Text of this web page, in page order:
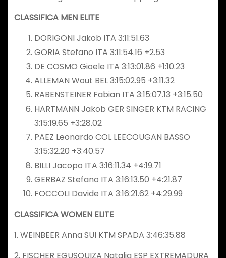
CLASSIFICA MEN ELITE
DORIGONI Jakob ITA 3:11:51.63
GORIA Stefano ITA 3:11:54.16 +2.53
DE COSMO Gioele ITA 3:13:01.86 +1:10.23
ALLEMAN Wout BEL 3:15:02.95 +3:11.32
RABENSTEINER Fabian ITA 3:15:07.13 +3:15.50
HARTMANN Jakob GER SINGER KTM RACING
3:15:19.65 +3:28.02
PAEZ Leonardo COL LEECOUGAN BASSO
3:15:32.20 +3:40.57
BILLI Jacopo ITA 3:16:11.34 +4:19.71
GERBAZ Stefano ITA 3:16:13.50 +4:21.87
FOCCOLI Davide ITA 3:16:21.62 +4:29.99
CLASSIFICA WOMEN ELITE
1. WEINBEER Anna SUI KTM SPADA 3:46:35.88
2. FISCHER EGUSQUIZA Natalia ESP EXTREMADURA